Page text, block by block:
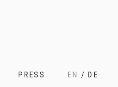
PRESS EN / DE